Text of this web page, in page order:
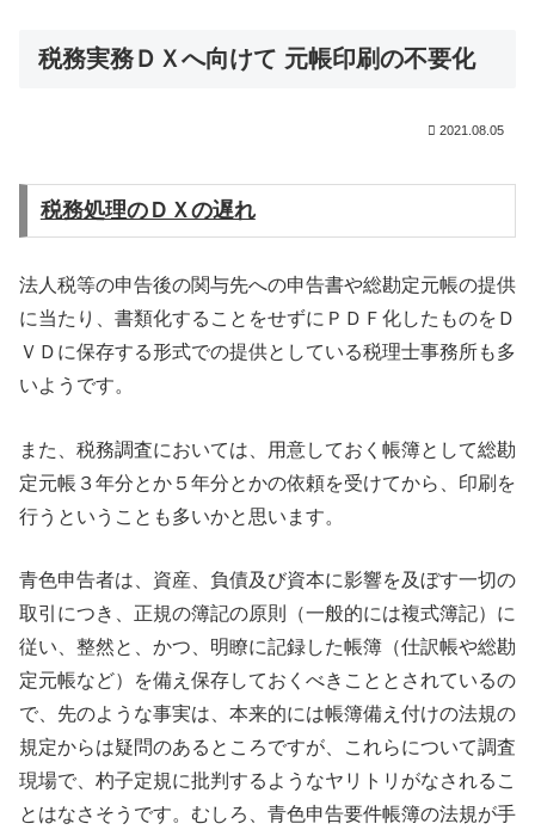
税務実務ＤＸへ向けて 元帳印刷の不要化
2021.08.05
税務処理のＤＸの遅れ
法人税等の申告後の関与先への申告書や総勘定元帳の提供
に当たり、書類化することをせずにＰＤＦ化したものをＤ
ＶＤに保存する形式での提供としている税理士事務所も多
いようです。
また、税務調査においては、用意しておく帳簿として総勘
定元帳３年分とか５年分とかの依頼を受けてから、印刷を
行うということも多いかと思います。
青色申告者は、資産、負債及び資本に影響を及ぼす一切の
取引につき、正規の簿記の原則（一般的には複式簿記）に
従い、整然と、かつ、明瞭に記録した帳簿（仕訳帳や総勘
定元帳など）を備え保存しておくべきこととされているの
で、先のような事実は、本来的には帳簿備え付けの法規の
規定からは疑問のあるところですが、これらについて調査
現場で、杓子定規に批判するようなヤリトリがなされるこ
とはなさそうです。むしろ、青色申告要件帳簿の法規が手